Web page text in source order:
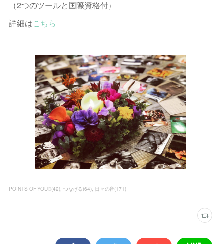
（2つのツールと国際資格付）
詳細はこちら
POINTS OF YOU®︎(42) つなげる(64) 日々の音(171)